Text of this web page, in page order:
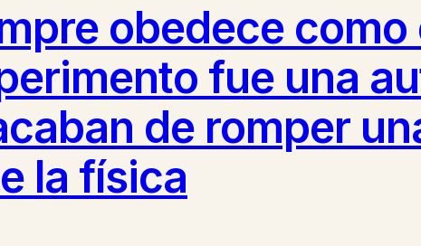
obedece
fue una
de romper
la física